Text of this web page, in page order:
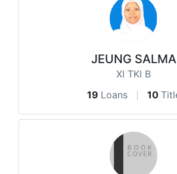
JEUNG SALMA
XI TKI B
19 Loans 10